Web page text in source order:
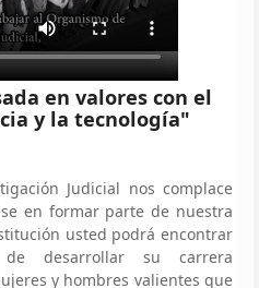
en valores con el
y la tecnología"
Judicial nos complace
en formar parte de nuestra
usted podrá encontrar
desarrollar su carrera
y hombres valientes que